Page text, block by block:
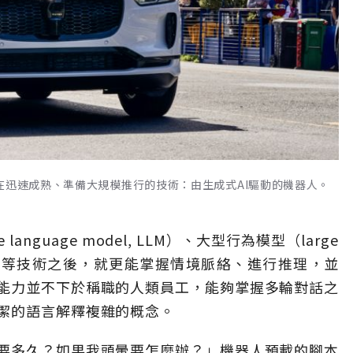
速成熟、準備大規模推行的技術：由生成式AI驅動的機器人。
language model, LLM）、大型行為模型（large
技術之後，就更能掌握情境脈絡、進行推理，並
力並不下於稱職的人類員工，能夠掌握多輪對話之
的語言解釋複雜的概念。